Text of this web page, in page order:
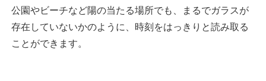
公園やビーチなど陽の当たる場所でも、まるでガラスが
存在していないかのように、時刻をはっきりと読み取る
ことができます。